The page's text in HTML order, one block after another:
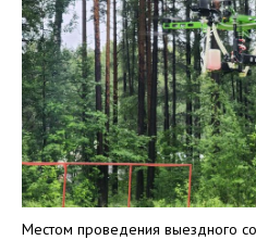
Местом проведения выездного